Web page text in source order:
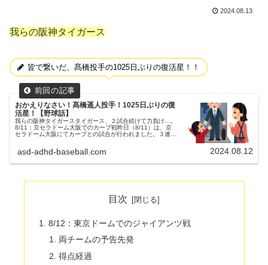
2024.08.13
我らの阪神タイガース
皆で繋いだ、髙橋投手の1025日ぶりの復活星！！
おかえりなさい！髙橋遥人投手！1025日ぶりの復
活星！【野球話】
我らの阪神タイガースタイガース、２試合続けて力負け…。
8/11：京セラドーム大阪でのカープ戦昨日（8/11）は、京
セラドーム大阪にてカープとの試合が行われました。３連戦
asd-adhd-baseball.com 2024.08.12
目次
8/12：東京ドームでのジャイアンツ戦
両チームの予告先発
得点経過